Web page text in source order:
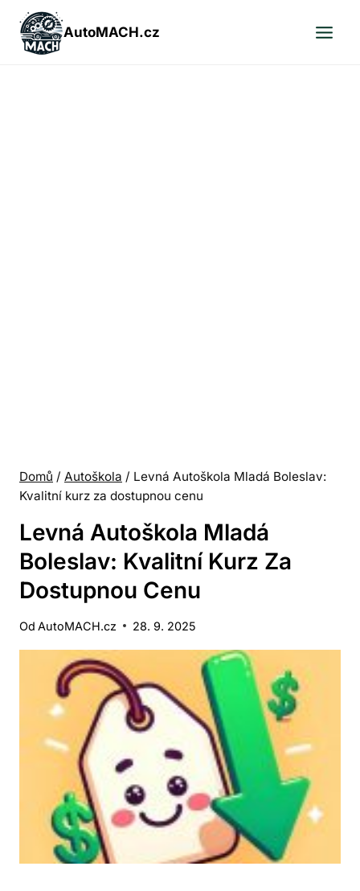
Přeskočit
obsah
AutoMACH.cz
Domů / Autoškola / Levná Autoškola Mladá Boleslav:
Kvalitní kurz za dostupnou cenu
Levná Autoškola Mladá
Boleslav: Kvalitní Kurz Za
Dostupnou Cenu
Od AutoMACH.cz 28. 9. 2025